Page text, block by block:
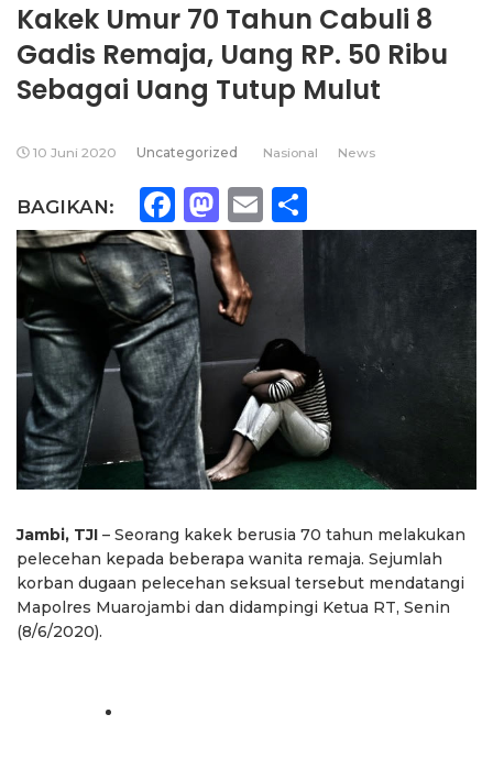
Kakek Umur 70 Tahun Cabuli 8
Gadis Remaja, Uang RP. 50 Ribu
Sebagai Uang Tutup Mulut
10 Juni 2020 Uncategorized Nasional News
BAGIKAN: Facebook
Mastodon
Email
Jambi, TJI – Seorang kakek berusia 70 tahun melakukan
pelecehan kepada beberapa wanita remaja. Sejumlah
korban dugaan pelecehan seksual tersebut mendatangi
Mapolres Muarojambi dan didampingi Ketua RT, Senin
(8/6/2020).